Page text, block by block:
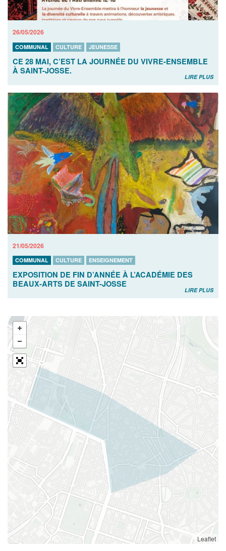
26/05/2026
COMMUNAL CULTURE JEUNESSE
CE 28 MAI, C’EST LA JOURNÉE DU VIVRE-ENSEMBLE
À SAINT-JOSSE.
LIRE PLUS
21/05/2026
COMMUNAL CULTURE ENSEIGNEMENT
EXPOSITION DE FIN D’ANNÉE À L’ACADÉMIE DES
BEAUX-ARTS DE SAINT-JOSSE
LIRE PLUS
Leaflet